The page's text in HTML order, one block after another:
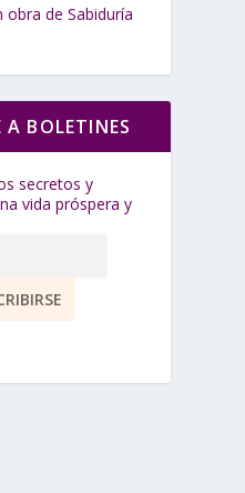
de Sabiduría
A BOLETINES
secretos y
vida próspera y